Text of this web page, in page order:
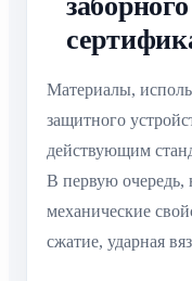
Материалы,
защитного
действующим
В первую очередь,
механические
сжатие, ударная